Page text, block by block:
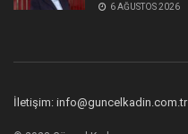
6 AĞUSTOS 2026
İletişim: info@guncelkadin.com.tr